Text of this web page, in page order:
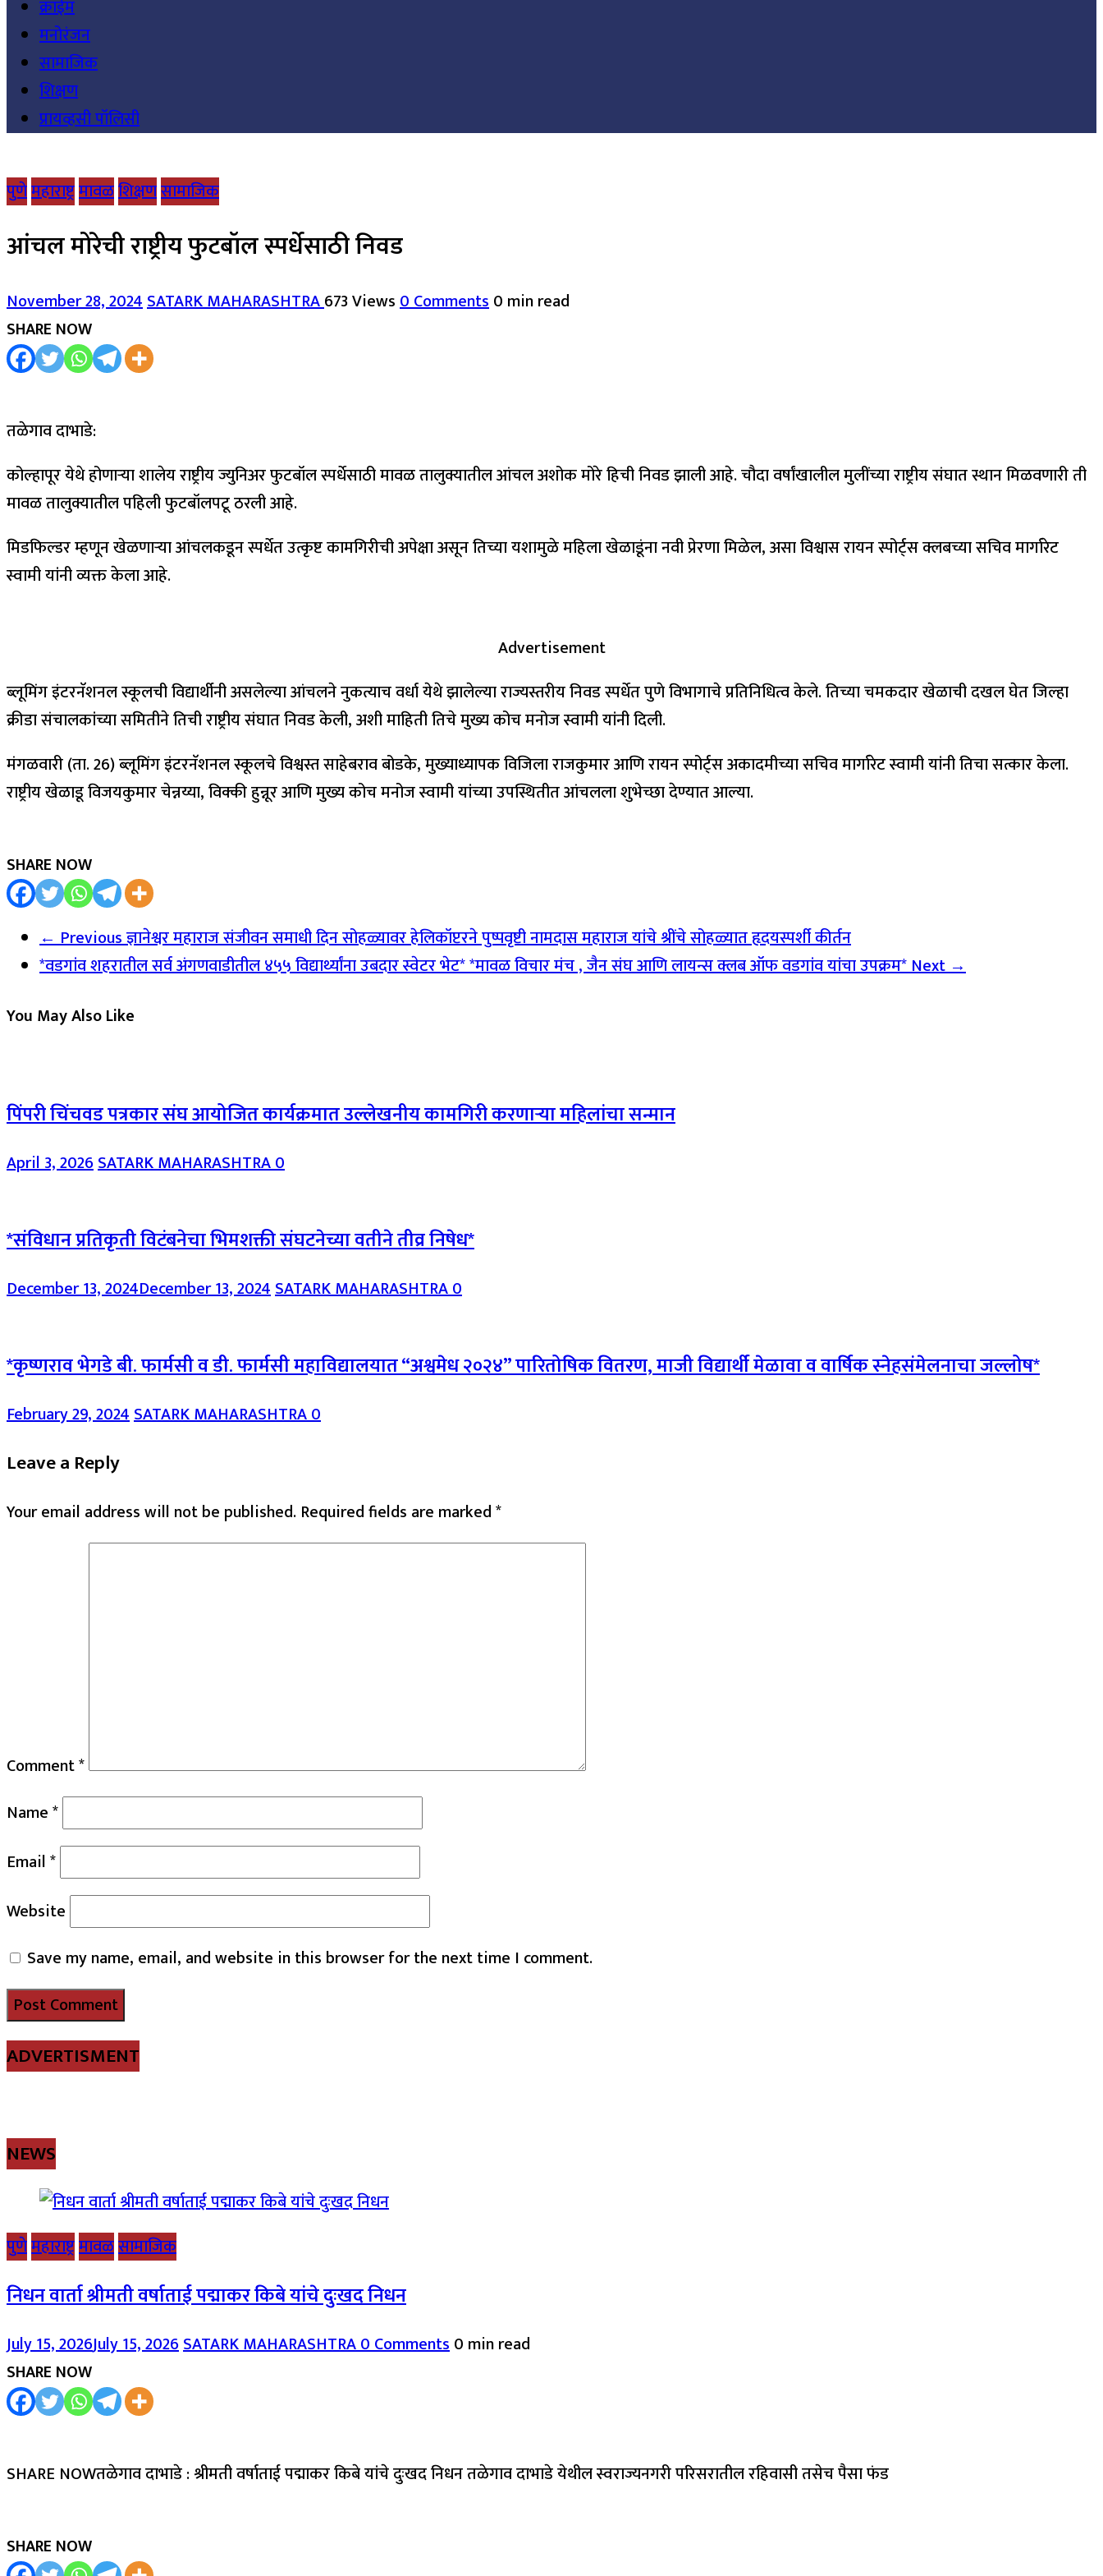
क्राईम
मनोरंजन
सामाजिक
शिक्षण
प्रायव्हसी पॉलिसी
पुणेमहाराष्ट्रमावळशिक्षणसामाजिक
आंचल मोरेची राष्ट्रीय फुटबॉल स्पर्धेसाठी निवड
November 28, 2024SATARK MAHARASHTRA673 Views0 Comments0 min read
SHARE NOW
तळेगाव दाभाडे:
कोल्हापूर येथे होणाऱ्या शालेय राष्ट्रीय ज्युनिअर फुटबॉल स्पर्धेसाठी मावळ तालुक्यातील आंचल अशोक मोरे हिची निवड झाली आहे. चौदा वर्षांखालील मुलींच्या राष्ट्रीय संघात स्थान मिळवणारी ती
मावळ तालुक्यातील पहिली फुटबॉलपटू ठरली आहे.
मिडफिल्डर म्हणून खेळणाऱ्या आंचलकडून स्पर्धेत उत्कृष्ट कामगिरीची अपेक्षा असून तिच्या यशामुळे महिला खेळाडूंना नवी प्रेरणा मिळेल, असा विश्वास रायन स्पोर्ट्स क्लबच्या सचिव मार्गारेट
स्वामी यांनी व्यक्त केला आहे.
Advertisement
ब्लूमिंग इंटरनॅशनल स्कूलची विद्यार्थीनी असलेल्या आंचलने नुकत्याच वर्धा येथे झालेल्या राज्यस्तरीय निवड स्पर्धेत पुणे विभागाचे प्रतिनिधित्व केले. तिच्या चमकदार खेळाची दखल घेत जिल्हा
क्रीडा संचालकांच्या समितीने तिची राष्ट्रीय संघात निवड केली, अशी माहिती तिचे मुख्य कोच मनोज स्वामी यांनी दिली.
मंगळवारी (ता. 26) ब्लूमिंग इंटरनॅशनल स्कूलचे विश्वस्त साहेबराव बोडके, मुख्याध्यापक विजिला राजकुमार आणि रायन स्पोर्ट्स अकादमीच्या सचिव मार्गारेट स्वामी यांनी तिचा सत्कार केला.
राष्ट्रीय खेळाडू विजयकुमार चेन्नय्या, विक्की हुन्नूर आणि मुख्य कोच मनोज स्वामी यांच्या उपस्थितीत आंचलला शुभेच्छा देण्यात आल्या.
SHARE NOW
← Previousज्ञानेश्वर महाराज संजीवन समाधी दिन सोहळ्यावर हेलिकॉप्टरने पुष्पवृष्टी नामदास महाराज यांचे श्रींचे सोहळ्यात हृदयस्पर्शी कीर्तन
*वडगांव शहरातील सर्व अंगणवाडीतील ४५५ विद्यार्थ्यांना उबदार स्वेटर भेट* *मावळ विचार मंच , जैन संघ आणि लायन्स क्लब ऑफ वडगांव यांचा उपक्रम*Next →
You May Also Like
पिंपरी चिंचवड पत्रकार संघ आयोजित कार्यक्रमात उल्लेखनीय कामगिरी करणाऱ्या महिलांचा सन्मान
April 3, 2026SATARK MAHARASHTRA0
*संविधान प्रतिकृती विटंबनेचा भिमशक्ती संघटनेच्या वतीने तीव्र निषेध*
December 13, 2024December 13, 2024SATARK MAHARASHTRA0
*कृष्णराव भेगडे बी. फार्मसी व डी. फार्मसी महाविद्यालयात “अश्वमेध २०२४” पारितोषिक वितरण, माजी विद्यार्थी मेळावा व वार्षिक स्नेहसंमेलनाचा जल्लोष*
February 29, 2024SATARK MAHARASHTRA0
Leave a Reply
Your email address will not be published. Required fields are marked*
Comment*
Name*
Email*
Website
Save my name, email, and website in this browser for the next time I comment.
ADVERTISMENT
NEWS
पुणेमहाराष्ट्रमावळसामाजिक
निधन वार्ता श्रीमती वर्षाताई पद्माकर किबे यांचे दुःखद निधन
July 15, 2026July 15, 2026SATARK MAHARASHTRA0 Comments0 min read
SHARE NOW
SHARE NOWतळेगाव दाभाडे : श्रीमती वर्षाताई पद्माकर किबे यांचे दुःखद निधन तळेगाव दाभाडे येथील स्वराज्यनगरी परिसरातील रहिवासी तसेच पैसा फंड
SHARE NOW